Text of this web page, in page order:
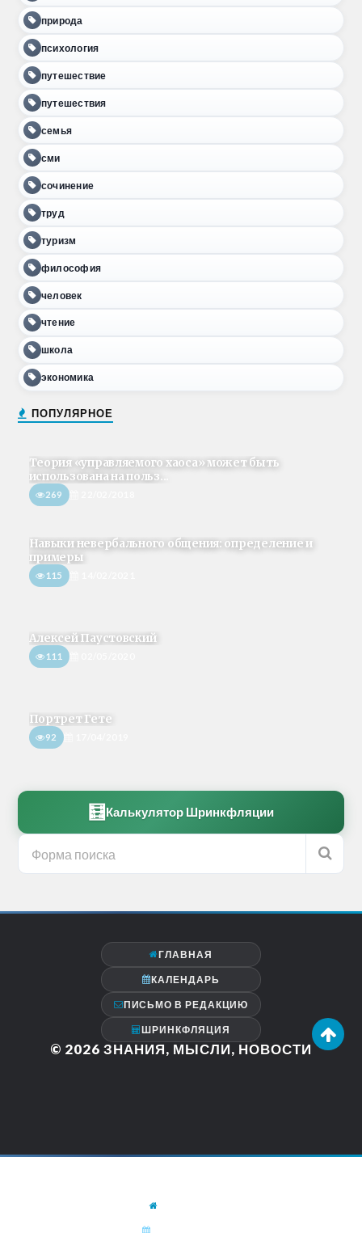
природа
психология
путешествие
путешествия
семья
сми
сочинение
труд
туризм
философия
человек
чтение
школа
экономика
ПОПУЛЯРНОЕ
Теория «управляемого хаоса» может быть
использована на польз...
269
Навыки невербального общения: определение и
примеры
115
Алексей Паустовский
111
Портрет Гете
92
🧮 Калькулятор Шринкфляции
ГЛАВНАЯ
КАЛЕНДАРЬ
ПИСЬМО В РЕДАКЦИЮ
ШРИНКФЛЯЦИЯ
© 2026 ЗНАНИЯ, МЫСЛИ, НОВОСТИ